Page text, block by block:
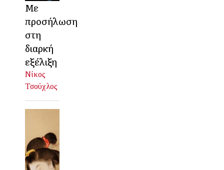
Με
προσήλωση
στη
διαρκή
εξέλιξη
Νίκος
Τσούχλος